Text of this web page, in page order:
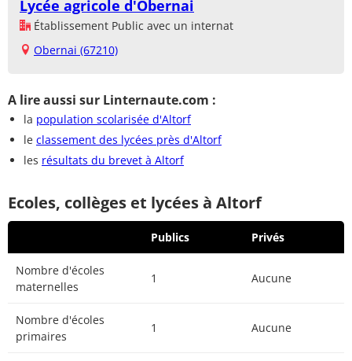
Lycée agricole d'Obernai
Établissement Public avec un internat
Obernai (67210)
A lire aussi sur Linternaute.com :
la population scolarisée d'Altorf
le classement des lycées près d'Altorf
les résultats du brevet à Altorf
Ecoles, collèges et lycées à Altorf
Publics Privés
Nombre d'écoles
maternelles
1 Aucune
Nombre d'écoles
primaires
1 Aucune